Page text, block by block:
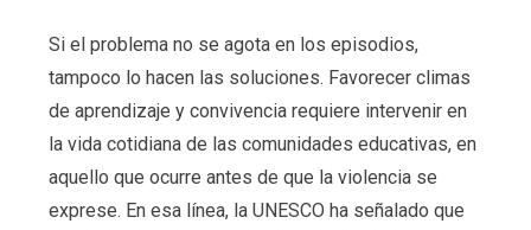
Si el problema no se agota en los episodios,
tampoco lo hacen las soluciones. Favorecer climas
de aprendizaje y convivencia requiere intervenir en
la vida cotidiana de las comunidades educativas, en
aquello que ocurre antes de que la violencia se
exprese. En esa línea, la UNESCO ha señalado que